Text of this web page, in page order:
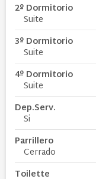
2º Dormitorio
Suite
3º Dormitorio
Suite
4º Dormitorio
Suite
Dep.Serv.
Si
Parrillero
Cerrado
Toilette